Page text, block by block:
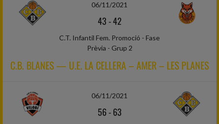
06/11/2021
43-42
C.T. Infantil Fem. Promoció - Fase
Prèvia - Grup 2
C.B. BLANES — U.E. LA CELLERA – AMER – LES PLANES
06/11/2021
56-63